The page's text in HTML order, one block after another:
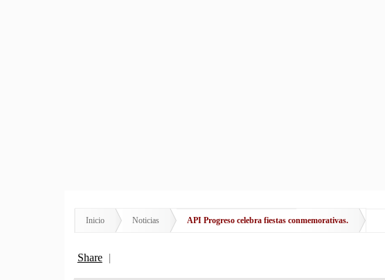
Inicio Noticias API Progreso celebra fiestas conmemorativas.
Share |